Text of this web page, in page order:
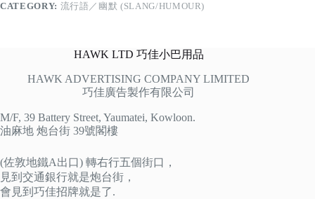
CATEGORY: 流行語／幽默 (SLANG/HUMOUR)
HAWK LTD 巧佳小巴用品
HAWK ADVERTISING COMPANY LIMITED
巧佳廣告製作有限公司
M/F, 39 Battery Street, Yaumatei, Kowloon.
油麻地 炮台街 39號閣樓
(佐敦地鐵A出口) 轉右行五個街口，
見到交通銀行就是炮台街，
會見到巧佳招牌就是了.